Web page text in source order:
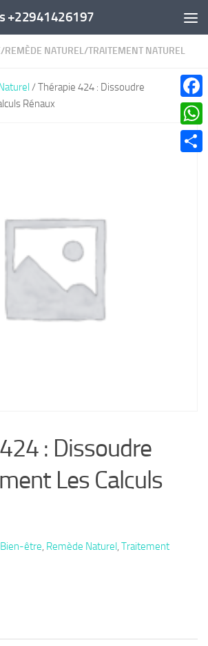
+22941426197
/REMÈDE NATUREL/TRAITEMENT NATUREL
/ Thérapie 424 : Dissoudre
Rénaux
: Dissoudre
Les Calculs
être, Remède Naturel, Traitement